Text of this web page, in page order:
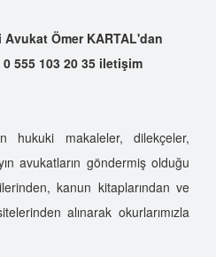
Ömer KARTAL'dan
555 103 20 35 iletişim
hukuki makaleler, dilekçeler,
avukatların göndermiş olduğu
kanun kitaplarından ve
alınarak okurlarımızla